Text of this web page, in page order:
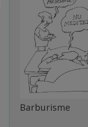
Barburisme